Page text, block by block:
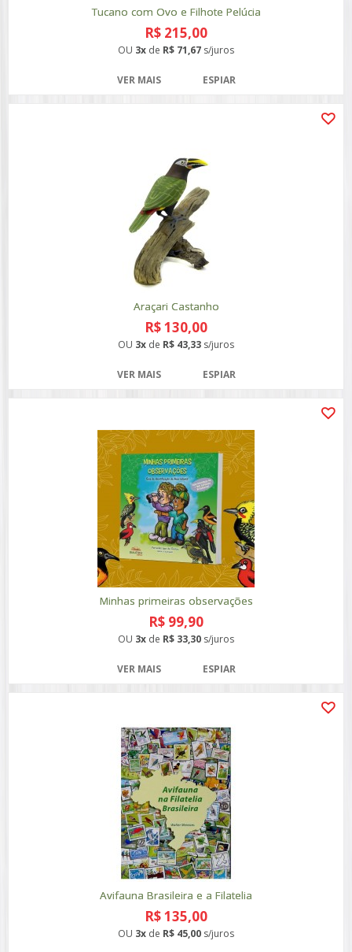
Tucano com Ovo e Filhote Pelúcia
R$ 215,00
OU 3x de R$ 71,67 s/juros
VER MAIS ESPIAR
Araçari Castanho
R$ 130,00
OU 3x de R$ 43,33 s/juros
VER MAIS ESPIAR
Minhas primeiras observações
R$ 99,90
OU 3x de R$ 33,30 s/juros
VER MAIS ESPIAR
Avifauna Brasileira e a Filatelia
R$ 135,00
OU 3x de R$ 45,00 s/juros